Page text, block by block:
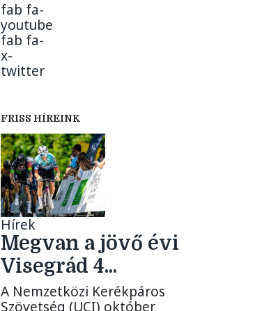
fab fa-
youtube
fab fa-
x-
twitter
FRISS HÍREINK
Hírek
Megvan a jövő évi
Visegrád 4...
A Nemzetközi Kerékpáros
Szövetség (UCI) október